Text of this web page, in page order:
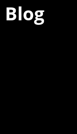
Blog